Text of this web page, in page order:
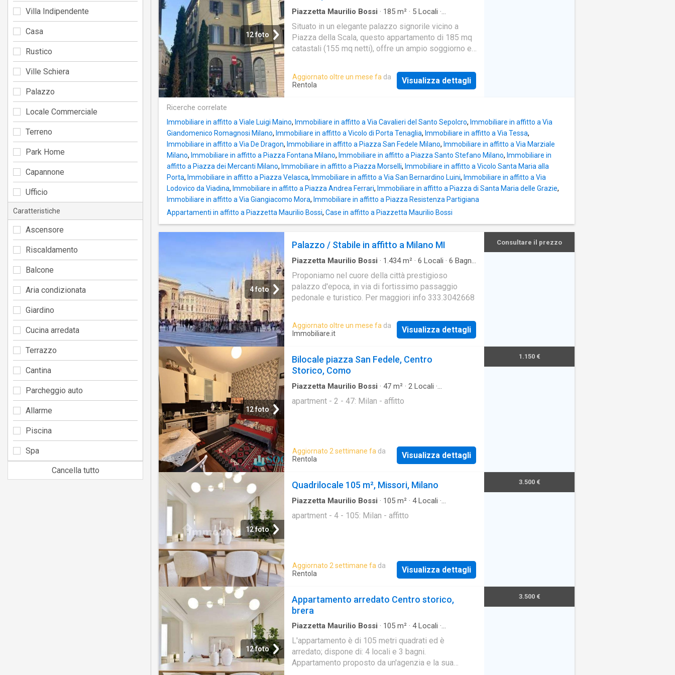
desiderano vivere in una zona centrale di Milano.
Possibilità di box auto ed eventuale cantina in
aggiunta al canone. La posizione strategica
permette di raggiungere facilmente servizi, negozi e
ristoranti nelle immediate vicinanze, garantendo
consegnato vuoto con riscaldamento centralizzato.
Vi invitiamo a contattare l'inserzionista per
immobiliare
12 foto
Piazzetta Maurilio Bossi · 185 m² · 5 Locali ·
Ascensore·Riscaldamento·Parcheggio auto
Situato in un elegante palazzo signorile vicino a
Piazza della Scala, questo appartamento di 185 mq
catastali (155 mq netti), offre un ampio soggiorno e
condominiale, una sala da pranzo, 3 camere da letto,
di cui due molto spaziose, 3 bagni, una cucina, un
luminoso, ideale per famiglie o professionisti che
desiderano vivere in una zona centrale di Milano.
Possibilità di box auto ed eventuale cantina in
aggiunta al canone. La posizione strategica
permette di raggiungere facilmente servizi, negozi e
ristoranti nelle immediate vicinanze, garantendo
comodità e qualità di vita. L'appartamento viene
consegnato vuoto con riscaldamento centralizzato.
Vi invitiamo a contattare l'inserzionista per
organizzare una visita o ricevere ulteriori
immobiliare
Aggiornato oltre un mese fa da
Rentola
Visualizza dettagli
Ricerche correlate
Immobiliare in affitto a Viale Luigi Maino, Immobiliare in affitto a Via Cavalieri del Santo Sepolcro, Immobiliare in affitto a Via
Giandomenico Romagnosi Milano, Immobiliare in affitto a Vicolo di Porta Tenaglia, Immobiliare in affitto a Via Tessa,
Immobiliare in affitto a Via De Dragon, Immobiliare in affitto a Piazza San Fedele Milano, Immobiliare in affitto a Via Marziale
Milano, Immobiliare in affitto a Piazza Fontana Milano, Immobiliare in affitto a Piazza Santo Stefano Milano, Immobiliare in
affitto a Piazza dei Mercanti Milano, Immobiliare in affitto a Piazza Morselli, Immobiliare in affitto a Vicolo Santa Maria alla
Porta, Immobiliare in affitto a Piazza Velasca, Immobiliare in affitto a Via San Bernardino Luini, Immobiliare in affitto a Via
Lodovico da Viadina, Immobiliare in affitto a Piazza Andrea Ferrari, Immobiliare in affitto a Piazza di Santa Maria delle Grazie,
Immobiliare in affitto a Via Giangiacomo Mora, Immobiliare in affitto a Piazza Resistenza Partigiana
Appartamenti in affitto a Piazzetta Maurilio Bossi, Case in affitto a Piazzetta Maurilio Bossi
4 foto
Palazzo / Stabile in affitto a Milano MI
Piazzetta Maurilio Bossi · 1.434m² · 6 Locali · 6 Bagni·
Proponiamo nel cuore della città prestigioso
palazzo d'epoca, in via di fortissimo passaggio
pedonale e turistico. Per maggiori info 333.3042668
Aggiornato oltre un mese fa da
Immobiliare.it
Visualizza dettagli
Consultare il prezzo
12 foto
Bilocale piazza San Fedele, Centro
Storico, Como
Piazzetta Maurilio Bossi · 47 m² · 2 Locali ·
apartment - 2 - 47: Milan - affitto
Aggiornato 2 settimane fa da
Rentola
Visualizza dettagli
1.150 €
12 foto
Quadrilocale 105 m², Missori, Milano
Piazzetta Maurilio Bossi · 105 m² · 4Locali ·
apartment - 4 - 105: Milan - affitto
Aggiornato 2 settimane fa da
Rentola
Visualizza dettagli
3.500 €
12 foto
Appartamento arredato Centro storico,
brera
Piazzetta Maurilio Bossi · 105 m² · 4Locali ·
L'appartamento è di 105 metri quadrati ed è
arredato; dispone di: 4 locali e 3 bagni.
Appartamento proposto da un'agenzia e la sua
3.500 €
Villa Indipendente
Casa
Rustico
Ville Schiera
Palazzo
Locale Commerciale
Terreno
Park Home
Capannone
Ufficio
Caratteristiche
Ascensore
Riscaldamento
Balcone
Aria condizionata
Giardino
Cucina arredata
Terrazzo
Cantina
Parcheggio auto
Allarme
Piscina
Spa
Cancella tutto